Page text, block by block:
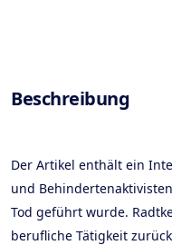
Beschreibung
Der Artikel enthält ein
und
Tod geführt wurde.
berufliche Tätigkeit